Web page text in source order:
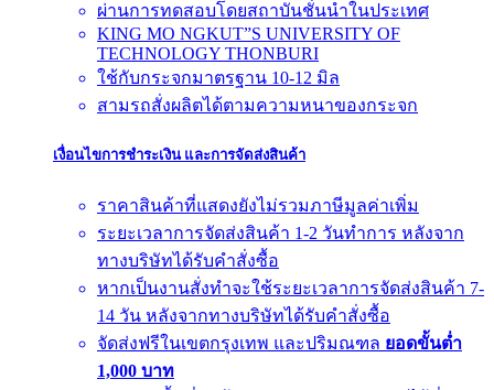
ผ่านการทดสอบโดยสถาบันชั่นนำในประเทศ
KING MO NGKUT”S UNIVERSITY OF
TECHNOLOGY THONBURI
ใช้กับกระจกมาตรฐาน 10-12 มิล
สามรถสั่งผลิตได้ตามความหนาของกระจก
เงื่อนไขการชำระเงิน และการจัดส่งสินค้า
ราคาสินค้าที่แสดงยังไม่รวมภาษีมูลค่าเพิ่ม
ระยะเวลาการจัดส่งสินค้า 1-2 วันทำการ หลังจาก
ทางบริษัทได้รับคำสั่งซื้อ
หากเป็นงานสั่งทำจะใช้ระยะเวลาการจัดส่งสินค้า 7-
14 วัน หลังจากทางบริษัทได้รับคำสั่งซื้อ
จัดส่งฟรีในเขตกรุงเทพ และปริมณฑล ยอดขั้นต่ำ
1,000 บาท